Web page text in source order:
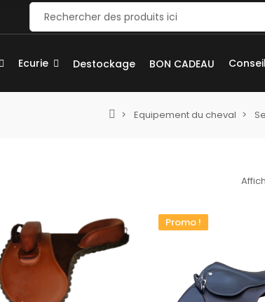
Ecurie Destockage BON CADEAU
Equipement du cheval
Promo !